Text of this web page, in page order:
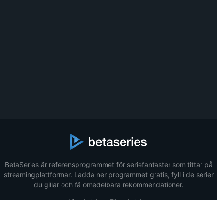
BetaSeries är referensprogrammet för seriefantaster som tittar på
streamingplattformar. Ladda ner programmet gratis, fyll i de serier
du gillar och få omedelbara rekommendationer.